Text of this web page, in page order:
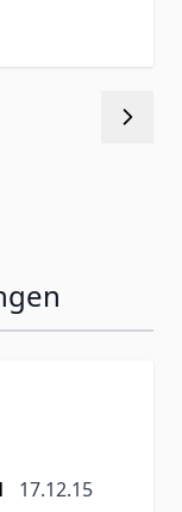
17. Dezember
17.12.15